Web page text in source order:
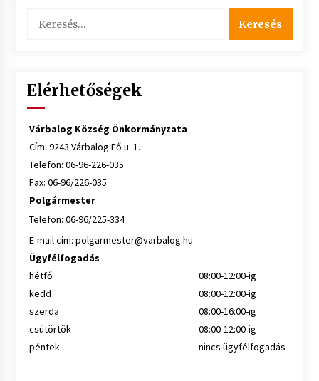
Elérhetőségek
Várbalog Község Önkormányzata
Cím: 9243 Várbalog Fő u. 1.
Telefon: 06-96-226-035
Fax: 06-96/226-035
Polgármester
Telefon: 06-96/225-334
E-mail cím: polgarmester@varbalog.hu
Ügyfélfogadás
hétfő
08:00-12:00-ig
kedd
08:00-12:00-ig
szerda
08:00-16:00-ig
csütörtök
08:00-12:00-ig
péntek
nincs ügyfélfogadás